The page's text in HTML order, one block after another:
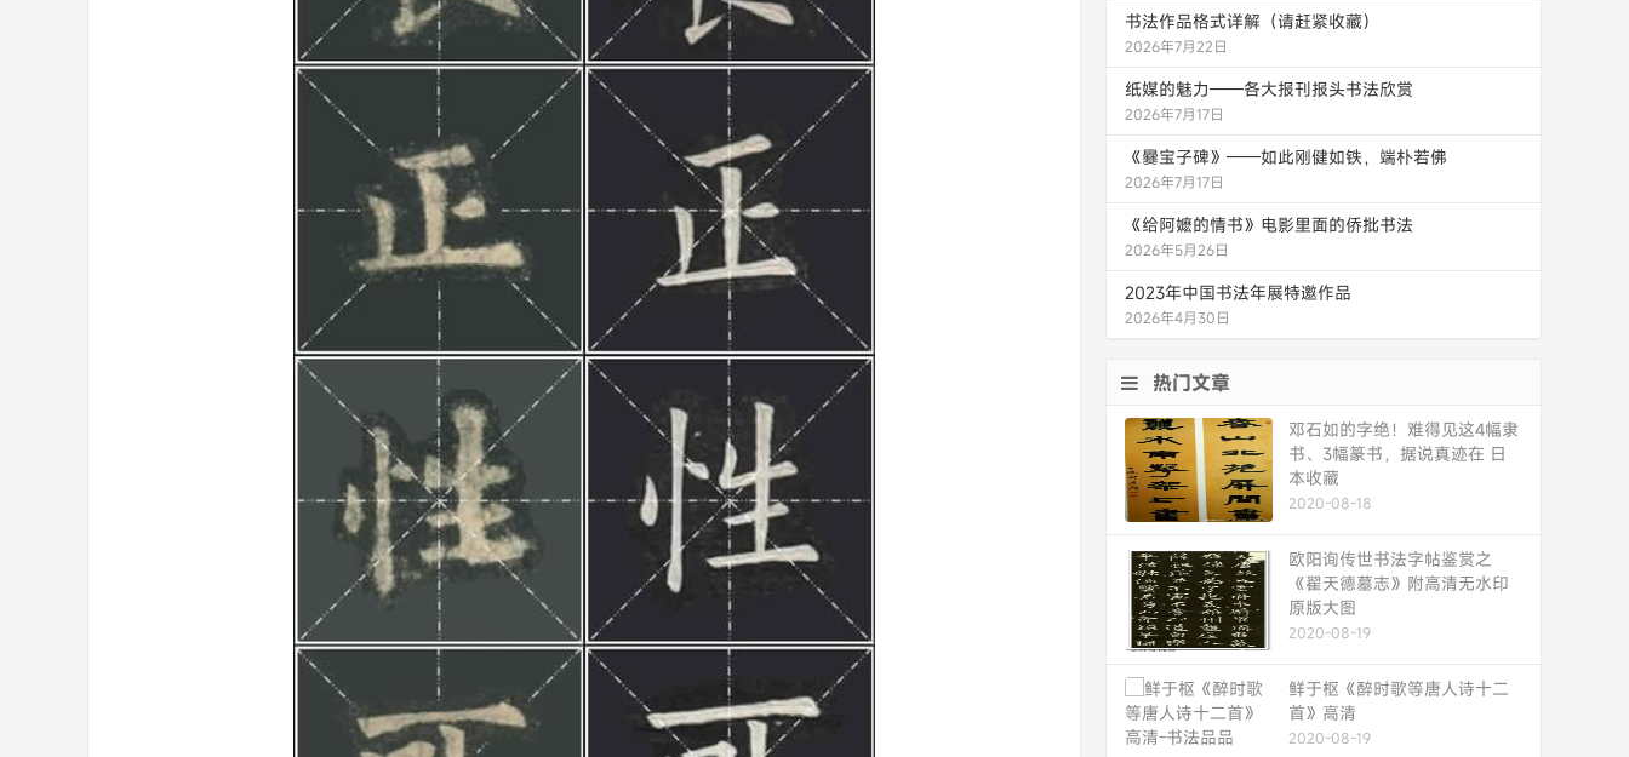
书法作品格式详解（请赶紧收藏）
2026年7月22日
纸媒的魅力——各大报刊报头书法欣赏
2026年7月17日
《爨宝子碑》——如此刚健如铁，端朴若佛
2026年7月17日
《给阿嬷的情书》电影里面的侨批书法
2026年5月26日
2023年中国书法年展特邀作品
2026年4月30日
热门文章
邓石如的字绝！难得见这4幅隶
书、3幅篆书，据说真迹在 日
本收藏
2020-08-18
欧阳询传世书法字帖鉴赏之
《翟天德墓志》附高清无水印
原版大图
2020-08-19
鲜于枢《醉时歌等唐人诗十二
首》高清
2020-08-19